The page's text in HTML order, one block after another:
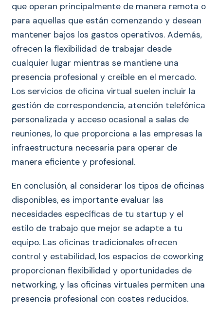
que operan principalmente de manera remota o
para aquellas que están comenzando y desean
mantener bajos los gastos operativos. Además,
ofrecen la flexibilidad de trabajar desde
cualquier lugar mientras se mantiene una
presencia profesional y creíble en el mercado.
Los servicios de oficina virtual suelen incluir la
gestión de correspondencia, atención telefónica
personalizada y acceso ocasional a salas de
reuniones, lo que proporciona a las empresas la
infraestructura necesaria para operar de
manera eficiente y profesional.
En conclusión, al considerar los tipos de oficinas
disponibles, es importante evaluar las
necesidades específicas de tu startup y el
estilo de trabajo que mejor se adapte a tu
equipo. Las oficinas tradicionales ofrecen
control y estabilidad, los espacios de coworking
proporcionan flexibilidad y oportunidades de
networking, y las oficinas virtuales permiten una
presencia profesional con costes reducidos.